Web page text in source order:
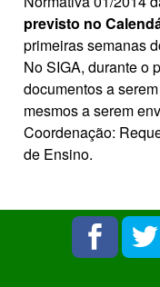
previsto no
primeiras semanas
No SIGA, durante o
documentos a
mesmos a serem
Coordenação:
de Ensino.